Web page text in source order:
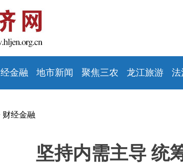
金融 地市新闻 聚焦三农 龙江旅游 法
财经金融
坚持内需主导 统